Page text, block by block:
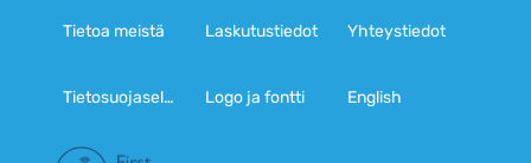
Tietoa meistä Laskutustiedot Yhteystiedot
Tietosuojaseloste Logo ja fontti English